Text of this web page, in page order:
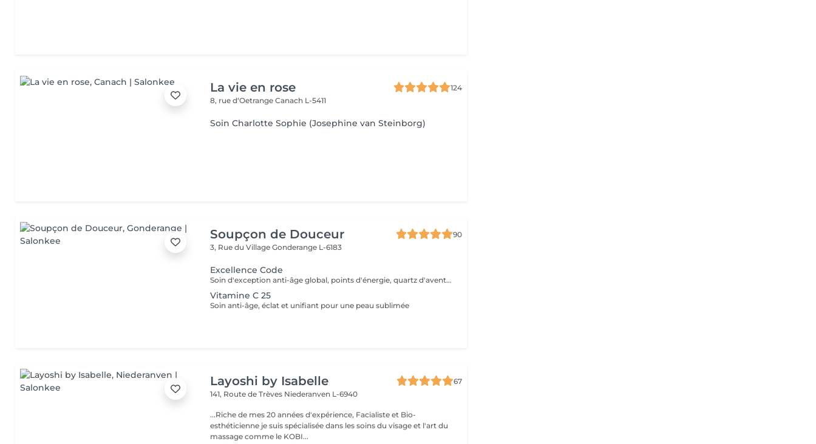
La vie en rose
124
8, rue d‘OetrangeCanach L-5411
Soin Charlotte Sophie (Josephine van Steinborg)
Soupçon de Douceur
90
3, Rue du VillageGonderange L-6183
Excellence Code
Soin d'exception anti-âge global, points d'énergie, quartz d'aventurine, masque premium en biocellulose
Vitamine C 25
Soin anti-âge, éclat et unifiant pour une peau sublimée
Layoshi by Isabelle
67
141, Route de Trèves Niederanven L-6940
...Riche de mes 20 années d'expérience, Facialiste et Bio-
esthéticienne je suis spécialisée dans les soins du visage et l'art du
massage comme le KOBI...